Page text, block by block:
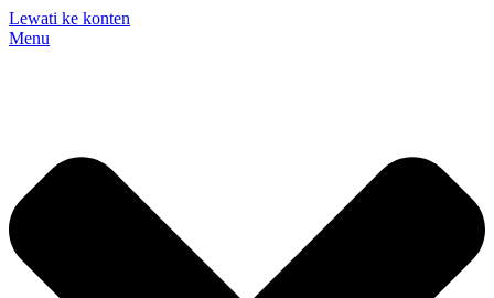
Lewati ke konten
Menu